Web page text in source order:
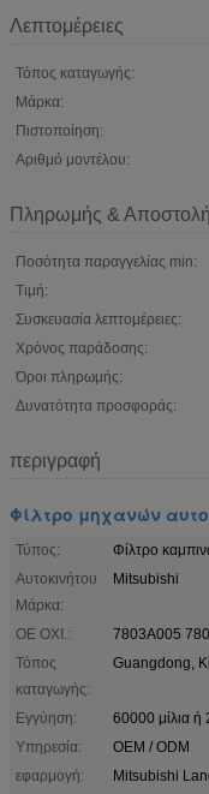
Λεπτομέρειες
Τόπος καταγωγής:
Μάρκα:
Πιστοποίηση:
Αριθμό μοντέλου:
Πληρωμής &
Ποσότητα παραγγελίας min:
Τιμή:
Συσκευασία λεπτομέρειες:
Χρόνος παράδοσης:
Όροι πληρωμής:
Δυνατότητα προσφοράς:
περιγραφή
Φίλτρο μηχανών
Τύπος:
Φίλτρο
Αυτοκινήτου
Μάρκα:
Mitsubishi
OE ΟΧΙ.:
7803A005
Τόπος
καταγωγής:
Guangdong,
Εγγύηση:
60000 μίλια ή
Υπηρεσία:
OEM / ODM
εφαρμογή:
Mitsubishi